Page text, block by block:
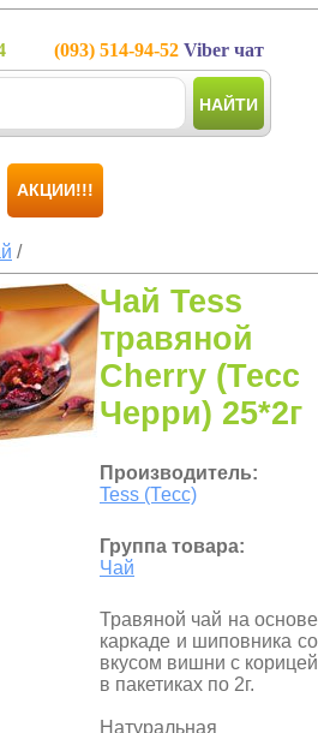
(093) 514-94-52 Viber чат
НАЙТИ
АКЦИИ!!!
/
Чай Tess
травяной
Cherry (Тесс
Черри) 25*2г
Производитель:
Tess (Тесс)
Группа товара:
Чай
Травяной чай на основе
каркаде и шиповника со
вкусом вишни с корицей
в пакетиках по 2г.
Натуральная